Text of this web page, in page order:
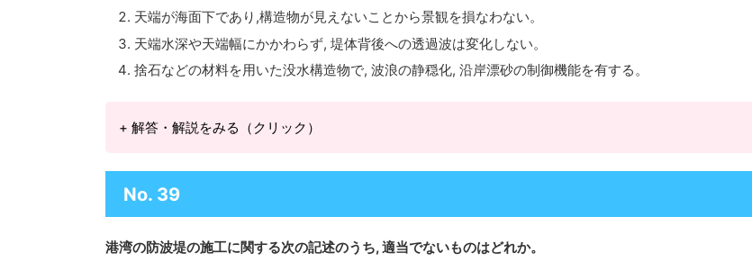
天端が海面下であり,構造物が見えないことから景観を損なわない。
天端水深や天端幅にかかわらず, 堤体背後への透過波は変化しない。
捨石などの材料を用いた没水構造物で, 波浪の静穏化, 沿岸漂砂の制御機能を有する。
+ 解答・解説をみる（クリック）
No. 39
港湾の防波堤の施工に関する次の記述のうち, 適当でないものはどれか。